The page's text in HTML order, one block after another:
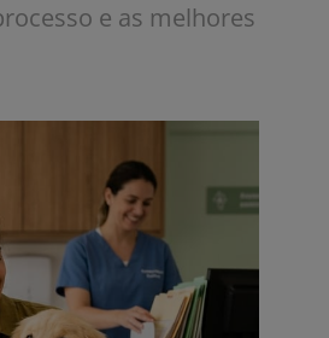
e as melhores